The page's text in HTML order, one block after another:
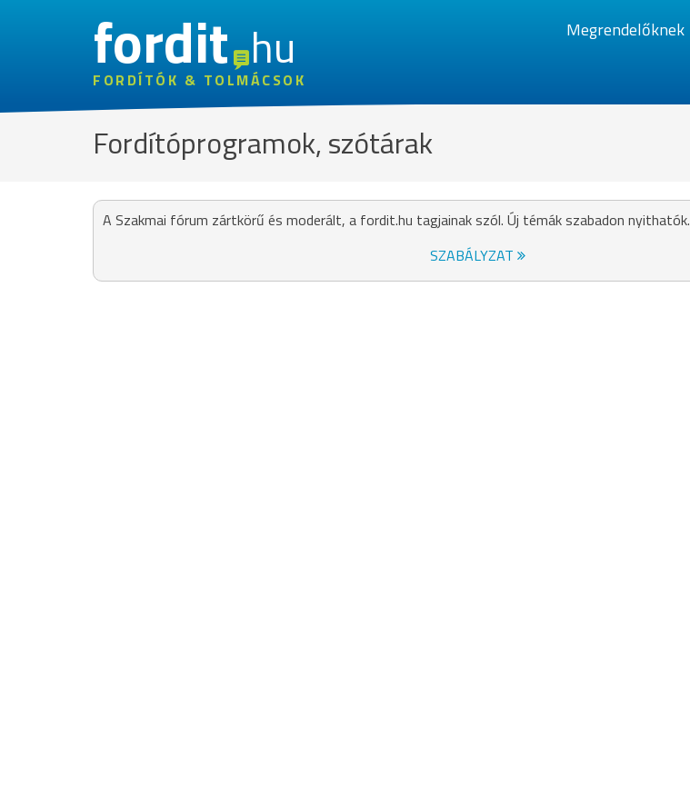
fordithu
FORDÍTÓK & TOLMÁCSOK
Megrendelőknek
Fordítóprogramok, szótárak
A Szakmai fórum zártkörű és moderált, a fordit.hu tagjainak szól. Új témák szabadon nyithatók.
SZABÁLYZAT